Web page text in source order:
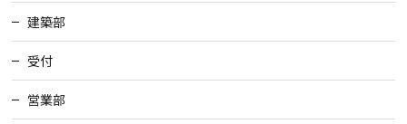
建築部
受付
営業部